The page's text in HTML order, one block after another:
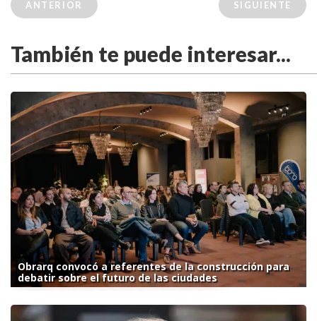
ANTERIOR SIGUIENTE
También te puede interesar...
Obrarq convocó a referentes de la construcción para
debatir sobre el futuro de las ciudades